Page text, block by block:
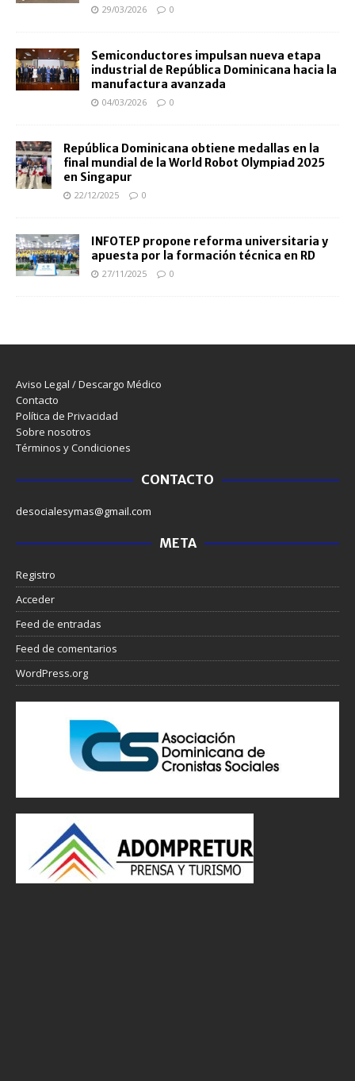
29/03/2026 0
Semiconductores impulsan nueva etapa
industrial de República Dominicana hacia la
manufactura avanzada
04/03/2026 0
República Dominicana obtiene medallas en la
final mundial de la World Robot Olympiad 2025
en Singapur
22/12/2025 0
INFOTEP propone reforma universitaria y
apuesta por la formación técnica en RD
27/11/2025 0
Aviso Legal / Descargo Médico
Contacto
Política de Privacidad
Sobre nosotros
Términos y Condiciones
CONTACTO
desocialesymas@gmail.com
META
Registro
Acceder
Feed de entradas
Feed de comentarios
WordPress.org